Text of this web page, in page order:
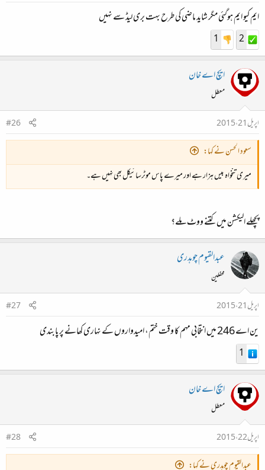
ایم کیو ایم ہوگئی مگر شاید ماضی کی طرح بہت بری لیڈ سے نہیں
2
1
ایچ اے خان
معطل
اپریل 21، 2015
#26
سعود الحسن نے کہا:
میری تنخواہ بیس ہزار ہے اور میرے پاس موٹرسائیکل بھی نہیں ہے۔
پچھلے الیکشن میں کتنے ووٹ ملے؟
عبدالقیوم چوہدری
محفلین
اپریل 21، 2015
#27
ین اے 246 میں انتخابی مہم کا وقت ختم، امیدواروں کے نہاری کھانے پر پابندی
1
ایچ اے خان
معطل
اپریل 22، 2015
#28
عبدالقیوم چوہدری نے کہا: